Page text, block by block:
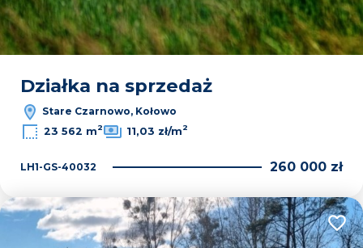
Działka na sprzedaż
Stare Czarnowo, Kołowo
23 562 m2 11,03 zł/m2
LH1-GS-40032 260 000 zł